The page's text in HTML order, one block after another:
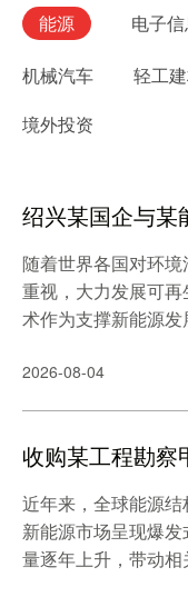
能源 电子
机械汽车 轻工
境外投资
绍兴某国企与某
随着世界各国对环
重视，大力发展可
术作为支撑新能源
碳达峰目标的关键期
策、市场准入规定
2026-08-04
近年来，全球能源
新能源市场呈现爆
量逐年上升，带动